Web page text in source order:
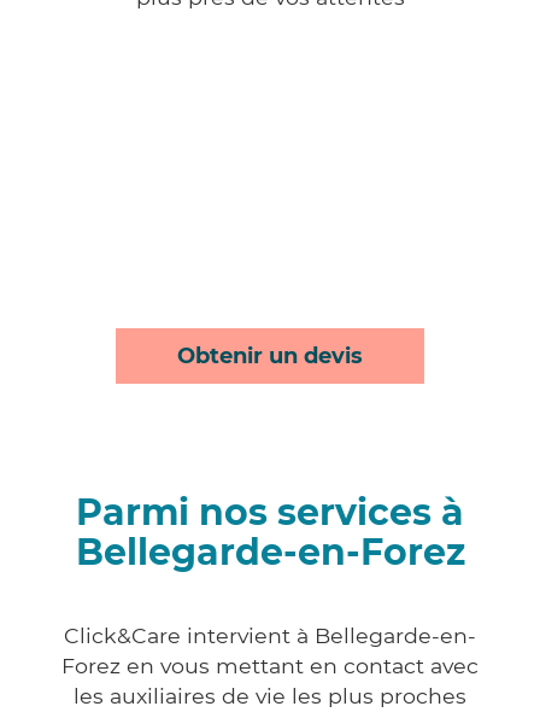
Obtenir un devis
Parmi nos services à
Bellegarde-en-Forez
Click&Care intervient à Bellegarde-en-
Forez en vous mettant en contact avec
les auxiliaires de vie les plus proches